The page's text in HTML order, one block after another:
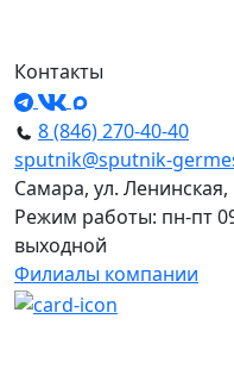
Контакты
8 (846) 270-40-40
sputnik@sputnik-
Самара, ул. Ленинская,
Режим работы: пн-пт
выходной
Филиалы компании